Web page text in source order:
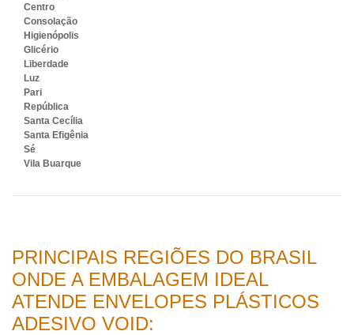
Centro
Consolação
Higienópolis
Glicério
Liberdade
Luz
Pari
República
Santa Cecília
Santa Efigênia
Sé
Vila Buarque
PRINCIPAIS REGIÕES DO BRASIL
ONDE A EMBALAGEM IDEAL
ATENDE ENVELOPES PLÁSTICOS
ADESIVO VOID: